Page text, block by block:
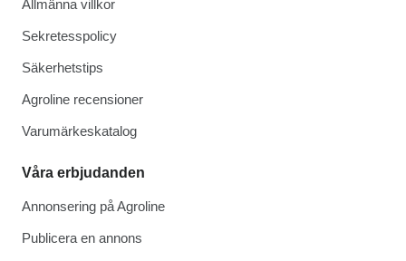
Allmänna villkor
Sekretesspolicy
Säkerhetstips
Agroline recensioner
Varumärkeskatalog
Våra erbjudanden
Annonsering på Agroline
Publicera en annons